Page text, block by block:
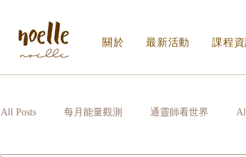
關於 最新活動 課程
All Posts 每月能量觀測 通靈師看世界